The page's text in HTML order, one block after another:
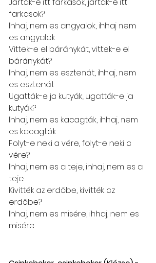
Jártak-e itt farkasok, jártak-e itt
farkasok?
Ihhaj, nem es angyalok, ihhaj nem
es angyalok
Vittek-e el báránykát, vittek-e el
báránykát?
Ihhaj, nem es esztenát, ihhaj, nem
es esztenát
Ugatták-e ja kutyák, ugatták-e ja
kutyák?
Ihhaj, nem es kacagták, ihhaj, nem
es kacagták
Folyt-e neki a vére, folyt-e neki a
vére?
Ihhaj, nem es a teje, ihhaj, nem es a
teje
Kivitték az erdőbe, kivitték az
erdőbe?
Ihhaj, nem es misére, ihhaj, nem es
misére